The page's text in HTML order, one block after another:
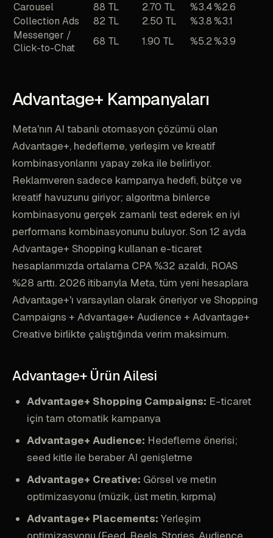
Carousel
88 TL 2.70 TL %3.4%2.6
Collection Ads
82 TL 2.50 TL %3.8%3.1
Messenger /
Click-to-Chat
68 TL 1.90 TL %5.2%3.9
Advantage+ Kampanyaları
Meta'nın AI tabanlı otomasyon çözümü olan
Advantage+, hedefleme, yerleşim ve kreatif
kombinasyonlarını yapay zeka ile belirliyor.
Reklamveren sadece kampanya hedefi, bütçe ve
kreatif havuzunu giriyor; algoritma binlerce
kombinasyonu gerçek zamanlı test ederek en iyi
performans kombinasyonunu buluyor. Son 12 ayda
Advantage+ Shopping kullanan e-ticaret
hesaplarımızda ortalama CPA %32 azaldı, ROAS
%28 arttı. 2026 itibarıyla Meta, tüm yeni hesaplara
Advantage+'ı varsayılan olarak öneriyor ve Shopping
Campaigns + Advantage+ Audience + Advantage+
Creative birlikte çalıştığında verim maksimum.
Advantage+ Ürün Ailesi
Advantage+ Shopping Campaigns: E-ticaret
için tam otomatik kampanya
Advantage+ Audience: Hedefleme önerisi;
seed kitle ile beraber AI genişletme
Advantage+ Creative: Görsel ve metin
optimizasyonu (müzik, üst metin, kırpma)
Advantage+ Placements: Yerleşim